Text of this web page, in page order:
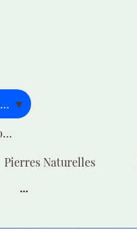
"La Boutique" Nos créations pour vous
Bijoux Fantaisie - Vos bijoux - Votre style
Pierres Naturelles